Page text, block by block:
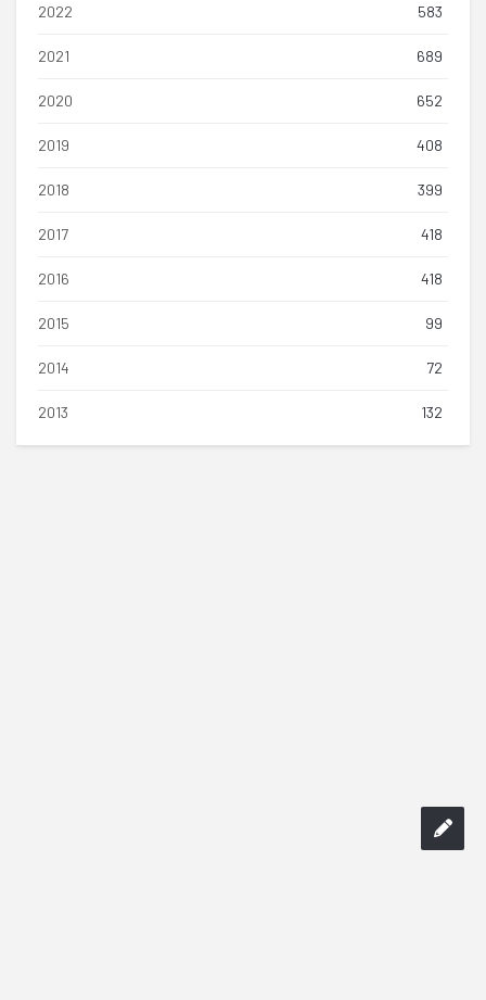
2022 583
2021 689
2020 652
2019 408
2018 399
2017 418
2016 418
2015 99
2014 72
2013 132